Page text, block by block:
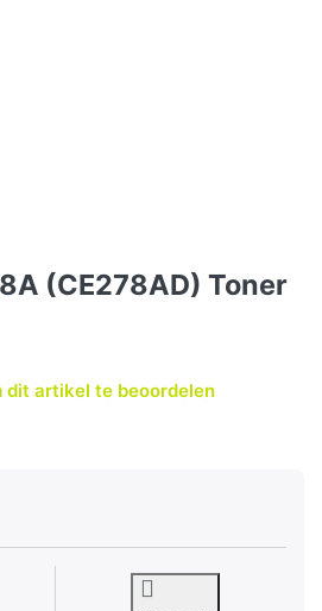
(CE278AD) Toner
dit artikel te beoordelen